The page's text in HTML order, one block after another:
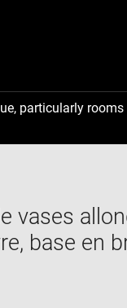
particularly
vases
base en